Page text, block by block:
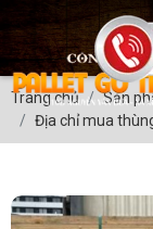
Trang chủ Sản
Địa chỉ mua